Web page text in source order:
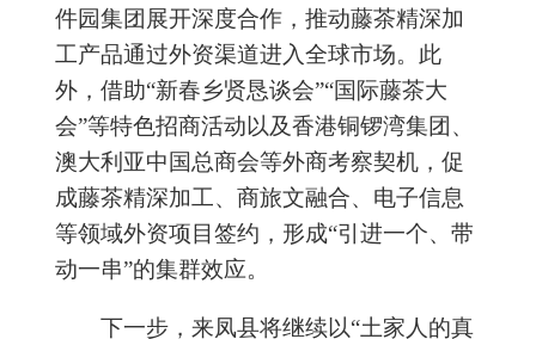
件园集团 展开深度合作，推动藤茶精深加
工产品通过外资渠道进入全球市场。此
外， 借助“新春乡贤恳谈会”“国际藤茶大
会”等特色招商活动以及香港铜锣湾集团、
澳大利亚中国总商会等外商考察契机，促
成藤茶精深加工、商旅文融合、 电子信息
等领域外资项目签约，形成“引进一个、带
动一串”的集群效应。
下一步，来凤县将继续以“土家人的真